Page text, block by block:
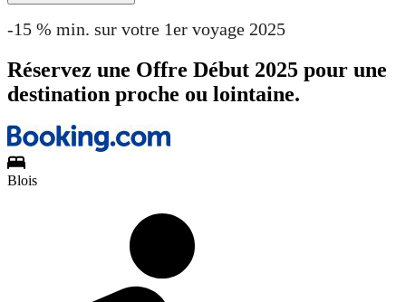
-15 % min. sur votre 1er voyage 2025
Réservez une Offre Début 2025 pour une
destination proche ou lointaine.
Blois